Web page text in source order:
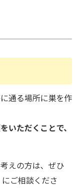
通る場所に巣を作
いただくことで、
えの方は、ぜひ
にご相談くださ